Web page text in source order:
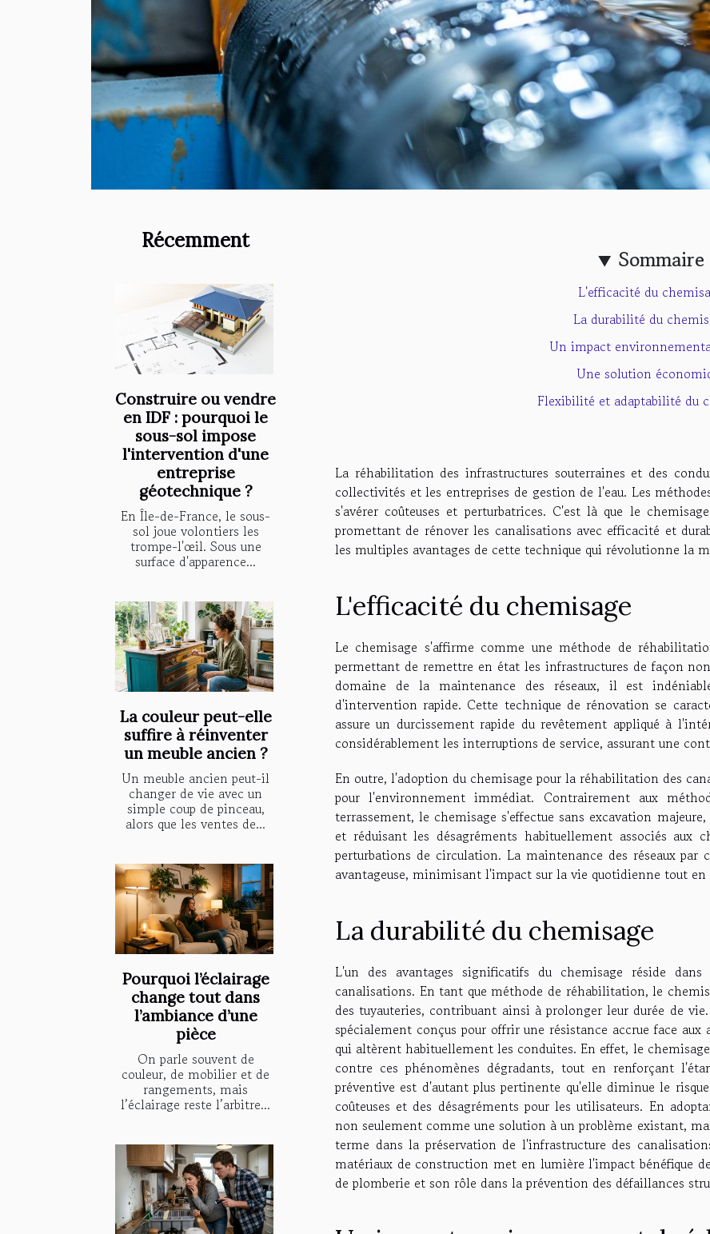
Récemment
Construire ou vendre
en IDF : pourquoi le
sous-sol impose
l'intervention d'une
entreprise
géotechnique ?
En Île-de-France, le sous-
sol joue volontiers les
trompe-l'œil. Sous une
surface d'apparence...
La couleur peut-elle
suffire à réinventer
un meuble ancien ?
Un meuble ancien peut-il
changer de vie avec un
simple coup de pinceau,
alors que les ventes de...
Pourquoi l’éclairage
change tout dans
l’ambiance d’une
pièce
On parle souvent de
couleur, de mobilier et de
rangements, mais
l’éclairage reste l’arbitre...
Sommaire
L'efficacité du
La durabilité du
Un impact
Une solution
Flexibilité et adaptabilité du
La réhabilitation des infrastructures souterraines et des
collectivités et les entreprises de gestion de l'eau. Les
s'avérer coûteuses et perturbatrices. C'est là que le
promettant de rénover les canalisations avec efficacité et
les multiples avantages de cette technique qui révolutionne la
L'efficacité du chemisage
Le chemisage s'affirme comme une méthode de
permettant de remettre en état les infrastructures de façon
domaine de la maintenance des réseaux, il est
d'intervention rapide. Cette technique de rénovation se
assure un durcissement rapide du revêtement appliqué à
considérablement les interruptions de service, assurant une
En outre, l'adoption du chemisage pour la réhabilitation des
pour l'environnement immédiat. Contrairement aux
terrassement, le chemisage s'effectue sans excavation
et réduisant les désagréments habituellement associés
perturbations de circulation. La maintenance des réseaux
avantageuse, minimisant l'impact sur la vie quotidienne tout
La durabilité du chemisage
L'un des avantages significatifs du chemisage réside
canalisations. En tant que méthode de réhabilitation, le
des tuyauteries, contribuant ainsi à prolonger leur durée de
spécialement conçus pour offrir une résistance accrue face
qui altèrent habituellement les conduites. En effet, le
contre ces phénomènes dégradants, tout en renforçant
préventive est d'autant plus pertinente qu'elle diminue le
coûteuses et des désagréments pour les utilisateurs. En
non seulement comme une solution à un problème existant,
terme dans la préservation de l'infrastructure des
matériaux de construction met en lumière l'impact bénéfique
de plomberie et son rôle dans la prévention des défaillances